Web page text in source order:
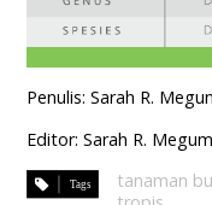
Penulis: Sarah R.
Editor: Sarah R.
tanaman